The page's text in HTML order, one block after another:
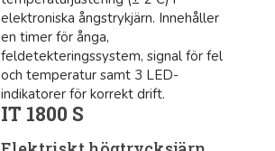
elektroniska ångstrykjärn. Innehåller
en timer för ånga,
feldetekteringssystem, signal för fel
och temperatur samt 3 LED-
indikatorer för korrekt drift.
IT 1800 S